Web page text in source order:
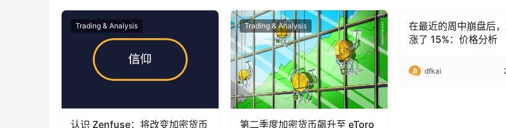
Trading & Analysis
认识 Zenfuse：将改变加密货币
Trading & Analysis
第二季度加密货币飙升至 eToro
Trading & Analysis
在最近的周中崩盘后
涨了 15%：价格分析
dfkai